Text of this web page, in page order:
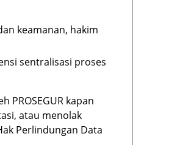
keamanan, hakim
sentralisasi proses
kapan
atau menolak
Perlindungan Data